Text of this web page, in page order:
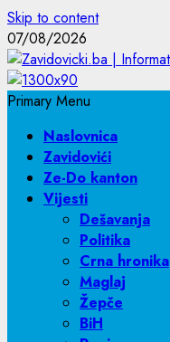
Skip to content
07/08/2026
Primary Menu
Naslovnica
Zavidovići
Ze-Do kanton
Vijesti
Dešavanja
Politika
Crna hronika
Maglaj
Žepče
BiH